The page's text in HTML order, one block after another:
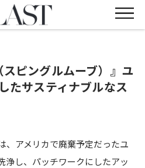
スピングルムーブ）』ユ
たサスティナブルなス
、アメリカで廃棄予定だったユ
浄し、パッチワークにしたアッ